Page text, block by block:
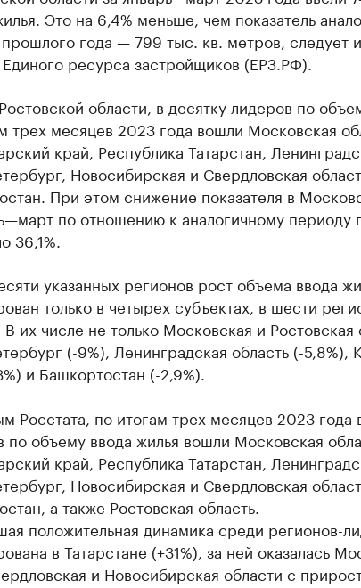
Это на 6,4% меньше, чем показатель
года — 799 тыс. кв. метров, следует
ресурса застройщиков (ЕРЗ.РФ).
области, в десятку лидеров по
трех месяцев 2023 года вошли Московская
край, Республика Татарстан,
Новосибирская и Свердловская
При этом снижение показателя в
по отношению к аналогичному периоду
36,1%.
указанных регионов рост объема ввода
только в четырех субъектах, в шести
их числе не только Московская и Ростовская
(-9%), Ленинградская область (-5,8%),
и Башкортостан (-2,9%).
Росстата, по итогам трех месяцев 2023 года
по объему ввода жилья вошли Московская
край, Республика Татарстан,
Новосибирская и Свердловская
а также Ростовская область.
положительная динамика среди регионов-
в Татарстане (+31%), за ней оказалась
и Новосибирская области с